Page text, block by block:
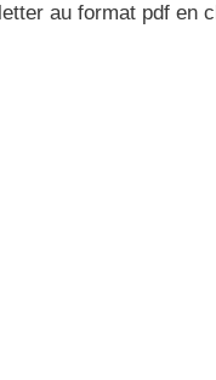
au format pdf en